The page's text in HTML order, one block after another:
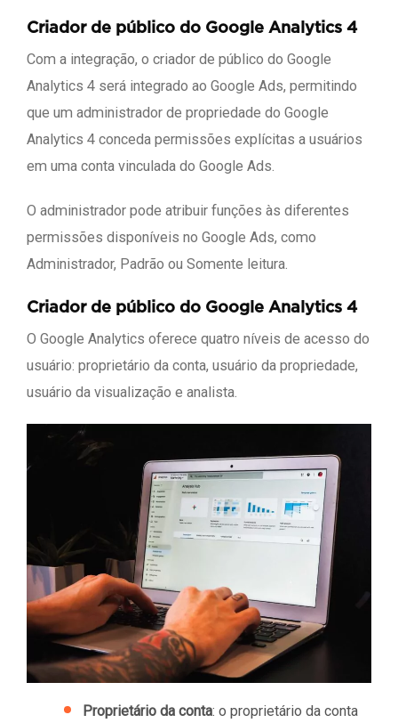
Criador de público do Google Analytics 4
Com a integração, o criador de público do Google
Analytics 4 será integrado ao Google Ads, permitindo
que um administrador de propriedade do Google
Analytics 4 conceda permissões explícitas a usuários
em uma conta vinculada do Google Ads.
O administrador pode atribuir funções às diferentes
permissões disponíveis no Google Ads, como
Administrador, Padrão ou Somente leitura.
Criador de público do Google Analytics 4
O Google Analytics oferece quatro níveis de acesso do
usuário: proprietário da conta, usuário da propriedade,
usuário da visualização e analista.
Proprietário da conta: o proprietário da conta